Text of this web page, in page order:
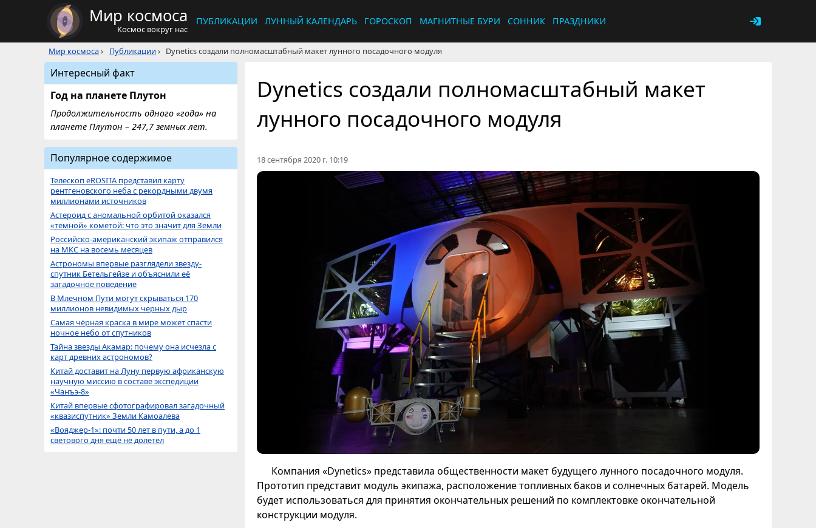
Мир космоса
Космос вокруг нас
ПУБЛИКАЦИИ ЛУННЫЙ КАЛЕНДАРЬ ГОРОСКОП МАГНИТНЫЕ БУРИ СОННИК ПРАЗДНИКИ
Мир космоса› Публикации› Dynetics создали полномасштабный макет лунного посадочного модуля
Dynetics создали полномасштабный макет
лунного посадочного модуля
18 сентября 2020 г. 10:19
Компания «Dynetics» представила общественности макет будущего лунного посадочного модуля.
Прототип представит модуль экипажа, расположение топливных баков и солнечных батарей. Модель
будет использоваться для принятия окончательных решений по комплектовке окончательной
конструкции модуля.
Интересный факт
Год на планете Плутон
Продолжительность одного «года» на
планете Плутон – 247,7 земных лет.
Популярное содержимое
Телескоп eROSITA представил карту
рентгеновского неба с рекордными двумя
миллионами источников
Астероид с аномальной орбитой оказался
«темной» кометой: что это значит для Земли
Российско-американский экипаж отправился
на МКС на восемь месяцев
Астрономы впервые разглядели звезду-
спутник Бетельгейзе и объяснили её
загадочное поведение
В Млечном Пути могут скрываться 170
миллионов невидимых черных дыр
Самая чёрная краска в мире может спасти
ночное небо от спутников
Тайна звезды Акамар: почему она исчезла с
карт древних астрономов?
Китай доставит на Луну первую африканскую
научную миссию в составе экспедиции
«Чанъэ-8»
Китай впервые сфотографировал загадочный
«квазиспутник» Земли Камоалева
«Вояджер-1»: почти 50 лет в пути, а до 1
светового дня ещё не долетел